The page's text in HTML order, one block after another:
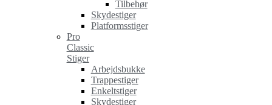
Tilbehør
Skydestiger
Platformsstiger
Pro
Classic
Stiger
Arbejdsbukke
Trappestiger
Enkeltstiger
Skydestiger